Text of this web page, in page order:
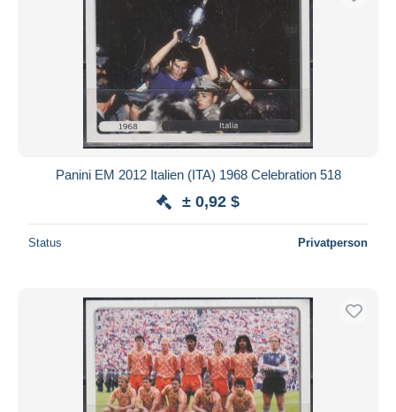
Panini EM 2012 Italien (ITA) 1968 Celebration 518
± 0,92 $
Status Privatperson